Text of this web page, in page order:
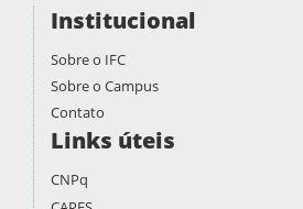
Institucional
Sobre o IFC
Sobre o Campus
Contato
Links úteis
CNPq